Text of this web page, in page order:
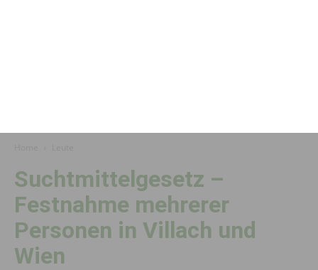
Suchtmittelgesetz –
Festnahme mehrerer
Personen in Villach und
Wien